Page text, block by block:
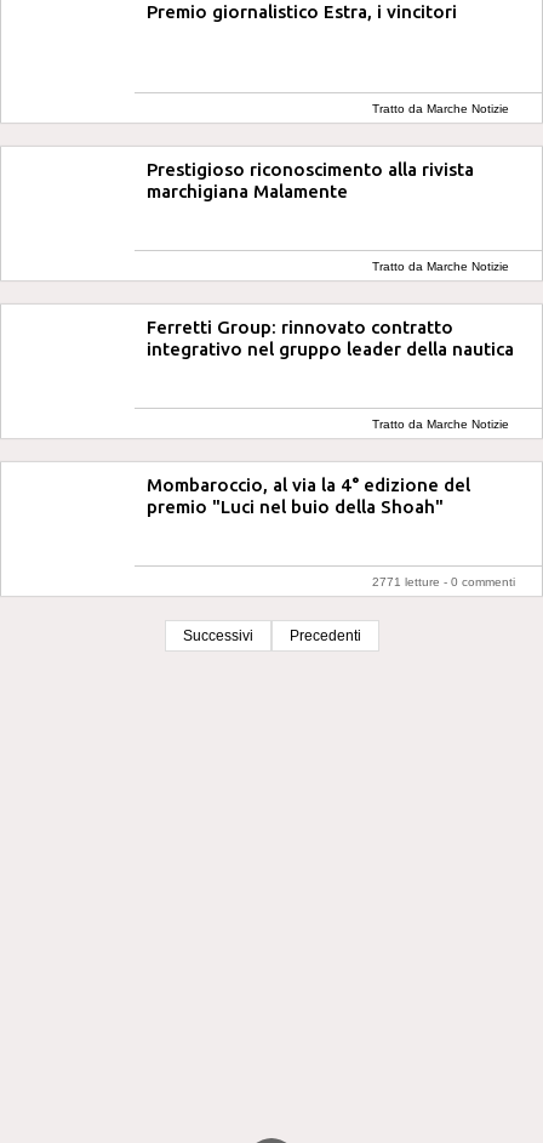
Premio giornalistico Estra, i vincitori
Tratto da Marche Notizie
Prestigioso riconoscimento alla rivista
marchigiana Malamente
Tratto da Marche Notizie
Ferretti Group: rinnovato contratto
integrativo nel gruppo leader della nautica
Tratto da Marche Notizie
Mombaroccio, al via la 4° edizione del
premio "Luci nel buio della Shoah"
2771 letture - 0 commenti
Successivi Precedenti